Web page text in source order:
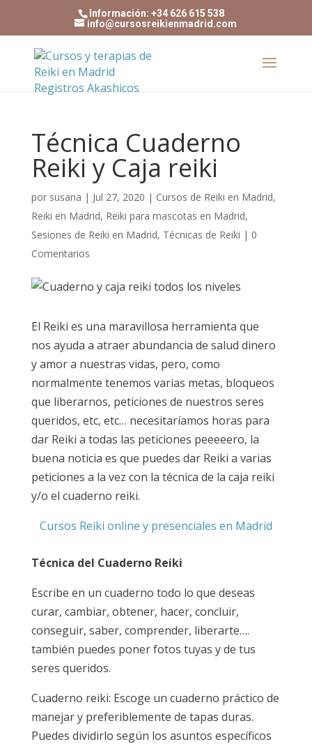
Información: +34 626 615 538
info@cursosreikienmadrid.com
Técnica Cuaderno
Reiki y Caja reiki
por susana | Jul 27, 2020 | Cursos de Reiki en Madrid,
Reiki en Madrid, Reiki para mascotas en Madrid,
Sesiones de Reiki en Madrid, Técnicas de Reiki | 0
Comentarios
El Reiki es una maravillosa herramienta que
nos ayuda a atraer abundancia de salud dinero
y amor a nuestras vidas, pero, como
normalmente tenemos varias metas, bloqueos
que liberarnos, peticiones de nuestros seres
queridos, etc, etc… necesitaríamos horas para
dar Reiki a todas las peticiones peeeeero, la
buena noticia es que puedes dar Reiki a varias
peticiones a la vez con la técnica de la caja reiki
y/o el cuaderno reiki.
Cursos Reiki online y presenciales en Madrid
Técnica del Cuaderno Reiki
Escribe en un cuaderno todo lo que deseas
curar, cambiar, obtener, hacer, concluir,
conseguir, saber, comprender, liberarte….
también puedes poner fotos tuyas y de tus
seres queridos.
Cuaderno reiki: Escoge un cuaderno práctico de
manejar y preferiblemente de tapas duras.
Puedes dividirlo según los asuntos específicos